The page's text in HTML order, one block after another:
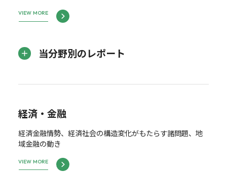
VIEW MORE
当分野別のレポート
経済・金融
経済金融情勢、経済社会の構造変化がもたらす諸問題、地
域金融の動き
VIEW MORE